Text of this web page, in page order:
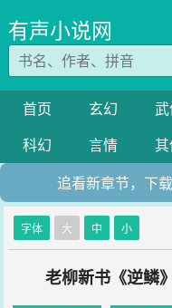
有声小说网
首页 玄幻
科幻
言情
追看新章节，下
字体 大 中 小
老柳新书《逆鳞